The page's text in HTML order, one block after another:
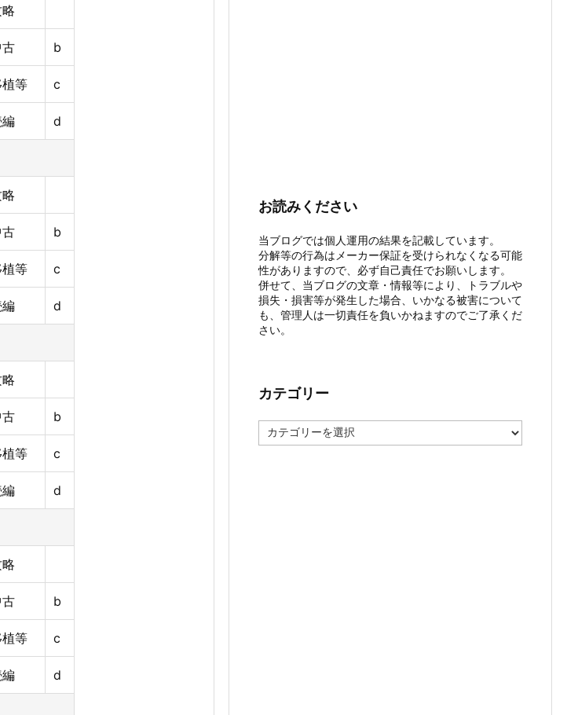
b
等 c
d
b
等 c
d
b
等 c
d
b
等 c
d
お読みください
当ブログでは個人運用の結果を記載しています。
分解等の行為はメーカー保証を受けられなくなる可能
性がありますので、必ず自己責任でお願いします。
併せて、当ブログの文章・情報等により、トラブルや
損失・損害等が発生した場合、いかなる被害について
も、管理人は一切責任を負いかねますのでご了承くだ
さい。
カテゴリー
テ